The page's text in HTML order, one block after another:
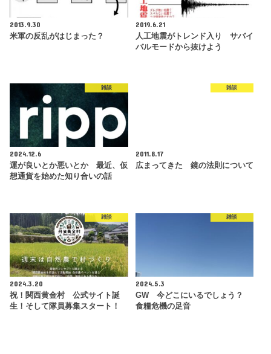
2013.9.30
米軍の反乱がはじまった？
2019.6.21
人工地震がトレンド入り サバイ
バルモードから抜けよう
雑談
2024.12.6
運が良いとか悪いとか 最近、仮
想通貨を始めた知り合いの話
雑談
2011.8.17
広まってきた 鏡の法則について
雑談
2024.3.20
祝！関西黄金村 公式サイト誕
生！そして隊員募集スタート！
雑談
2024.5.3
GW 今どこにいるでしょう？
食糧危機の足音